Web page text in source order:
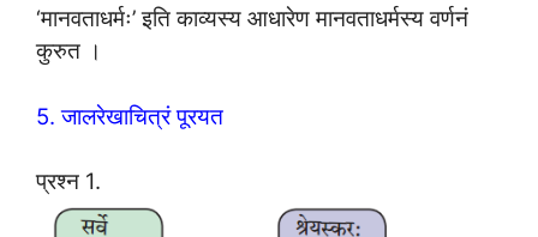
‘मानवताधर्मः’ इति काव्यस्य आधारेण मानवताधर्मस्य वर्णनं
कुरुत ।
5. जालरेखाचित्रं पूरयत
प्रश्न 1.